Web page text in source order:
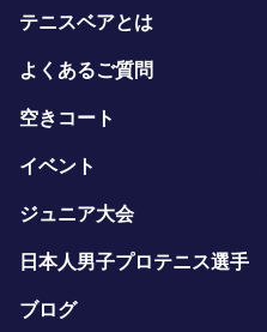
テニスベアとは
よくあるご質問
空きコート
イベント
ジュニア大会
日本人男子プロテニス選手
ブログ